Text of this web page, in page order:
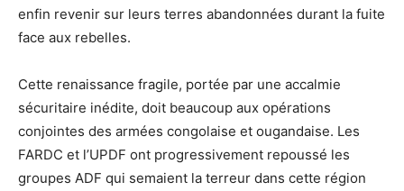
enfin revenir sur leurs terres abandonnées durant la fuite
face aux rebelles.
Cette renaissance fragile, portée par une accalmie
sécuritaire inédite, doit beaucoup aux opérations
conjointes des armées congolaise et ougandaise. Les
FARDC et l’UPDF ont progressivement repoussé les
groupes ADF qui semaient la terreur dans cette région